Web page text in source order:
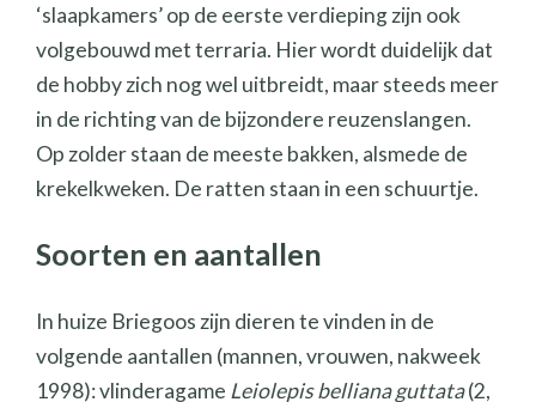
‘slaapkamers’ op de eerste verdieping zijn ook
volgebouwd met terraria. Hier wordt duidelijk dat
de hobby zich nog wel uitbreidt, maar steeds meer
in de richting van de bijzondere reuzenslangen.
Op zolder staan de meeste bakken, alsmede de
krekelkweken. De ratten staan in een schuurtje.
Soorten en aantallen
In huize Briegoos zijn dieren te vinden in de
volgende aantallen (mannen, vrouwen, nakweek
1998): vlinderagame Leiolepis belliana guttata(2,